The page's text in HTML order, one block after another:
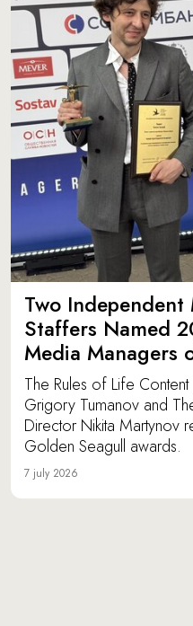
Two Independent
Staffers Named
Media Managers
The Rules of Life
Grigory Tumanov and
Director Nikita Martynov
Golden Seagull awards.
7 july 2026